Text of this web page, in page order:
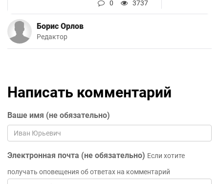
0 3737
Борис Орлов
Редактор
Написать комментарий
Ваше имя (не обязательно)
Электронная почта (не обязательно) Если хотите
получать оповещения об ответах на комментарий